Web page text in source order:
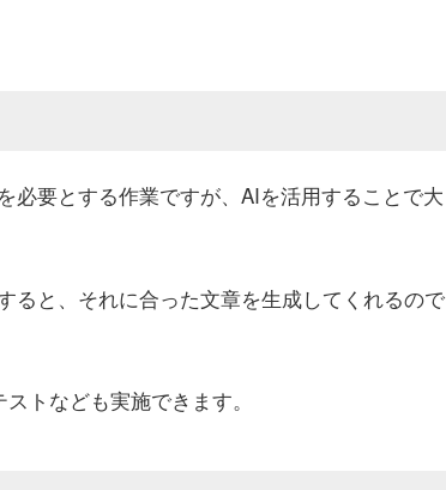
必要とする作業ですが、AIを活用することで大
ると、それに合った文章を生成してくれるので
トなども実施できます。